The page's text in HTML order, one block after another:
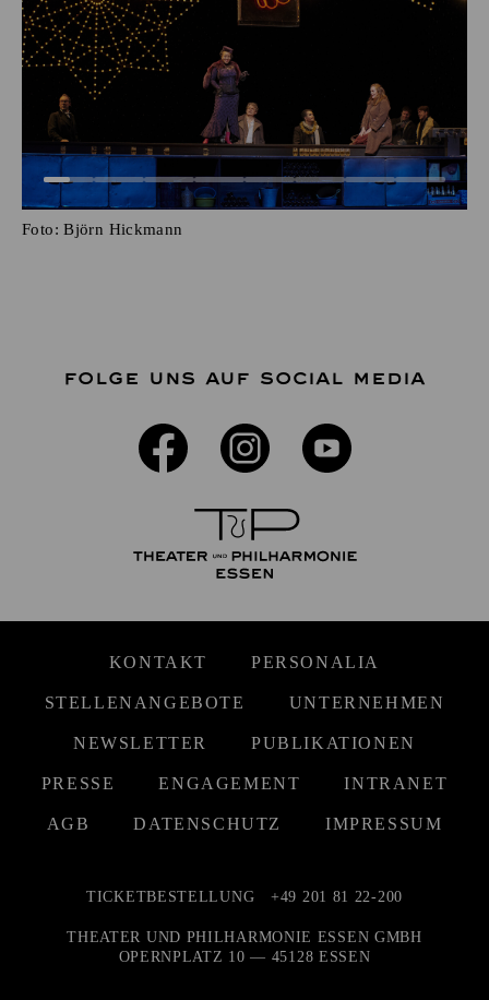
Foto: Björn Hickmann
FOLGE UNS AUF SOCIAL MEDIA
KONTAKT PERSONALIA
STELLENANGEBOTE UNTERNEHMEN
NEWSLETTER PUBLIKATIONEN
PRESSE ENGAGEMENT INTRANET
AGB DATENSCHUTZ IMPRESSUM
TICKETBESTELLUNG +49 201 81 22-200
THEATER UND PHILHARMONIE ESSEN GMBH
OPERNPLATZ 10 — 45128 ESSEN